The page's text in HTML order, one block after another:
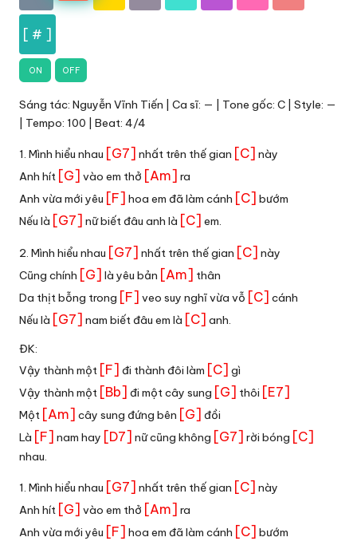
[ # ]
ON OFF
Sáng tác: Nguyễn Vĩnh Tiến | Ca sĩ: — | Tone gốc: C | Style: —
| Tempo: 100 | Beat: 4/4
1. Mình hiểu nhau [G7] nhất trên thế gian [C] này
Anh hít [G] vào em thở [Am] ra
Anh vừa mới yêu [F] hoa em đã làm cánh [C] bướm
Nếu là [G7] nữ biết đâu anh là [C] em.
2. Mình hiểu nhau [G7] nhất trên thế gian [C] này
Cũng chính [G] là yêu bản [Am] thân
Da thịt bỗng trong [F] veo suy nghĩ vừa vỗ [C] cánh
Nếu là [G7] nam biết đâu em là [C] anh.
ĐK:
Vậy thành một [F] đi thành đôi làm [C] gì
Vậy thành một [Bb] đi một cây sung [G] thôi [E7]
Một [Am] cây sung đứng bên [G] đồi
Là [F] nam hay [D7] nữ cũng không [G7] rời bóng [C]
nhau.
1. Mình hiểu nhau [G7] nhất trên thế gian [C] này
Anh hít [G] vào em thở [Am] ra
Anh vừa mới yêu [F] hoa em đã làm cánh [C] bướm